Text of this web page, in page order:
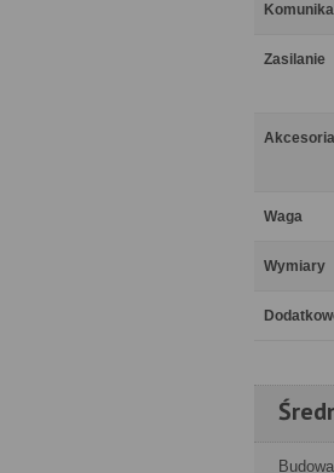
Zasilanie
Akcesoria
Waga
Wymiary